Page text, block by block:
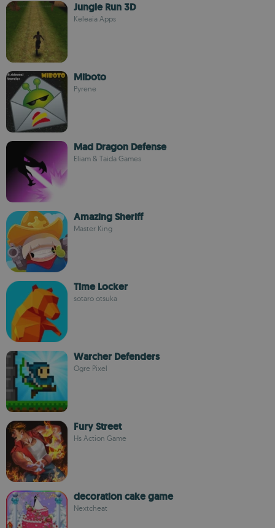
Jungle Run 3D
Keleaia Apps
Miboto
Pyrene
Mad Dragon Defense
Eliam & Taida Games
Amazing Sheriff
Master King
Time Locker
sotaro otsuka
Warcher Defenders
Ogre Pixel
Fury Street
Hs Action Game
decoration cake game
Nextcheat